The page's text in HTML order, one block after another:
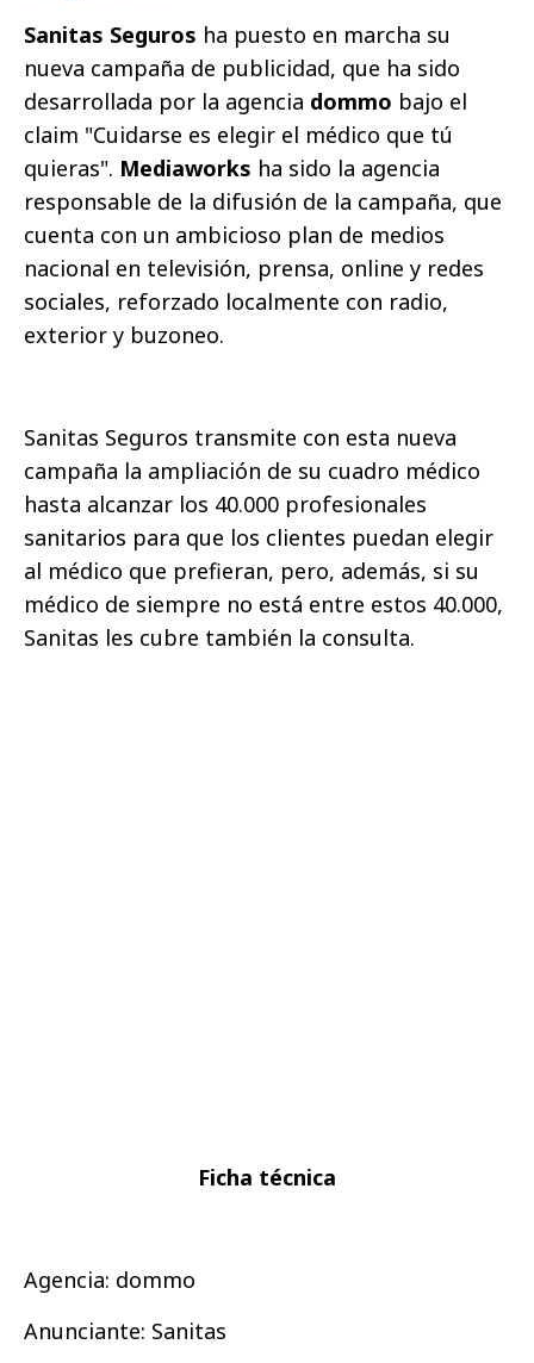
Sanitas Seguros ha puesto en marcha su
nueva campaña de publicidad, que ha sido
desarrollada por la agencia dommo bajo el
claim "Cuidarse es elegir el médico que tú
quieras". Mediaworks ha sido la agencia
responsable de la difusión de la campaña, que
cuenta con un ambicioso plan de medios
nacional en televisión, prensa, online y redes
sociales, reforzado localmente con radio,
exterior y buzoneo.
Sanitas Seguros transmite con esta nueva
campaña la ampliación de su cuadro médico
hasta alcanzar los 40.000 profesionales
sanitarios para que los clientes puedan elegir
al médico que prefieran, pero, además, si su
médico de siempre no está entre estos 40.000,
Sanitas les cubre también la consulta.
Ficha técnica
Agencia: dommo
Anunciante: Sanitas